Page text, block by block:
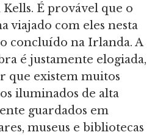
É provável que o
viajado com eles nesta
concluído na Irlanda. A
é justamente elogiada,
que existem muitos
iluminados de alta
guardados em
museus e bibliotecas